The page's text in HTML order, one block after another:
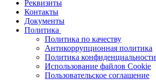
Реквизиты
Контакты
Документы
Политика
Политика по качеству
Антикоррупционная политика
Политика конфиденциальности
Использование файлов Cookie
Пользовательское соглашение